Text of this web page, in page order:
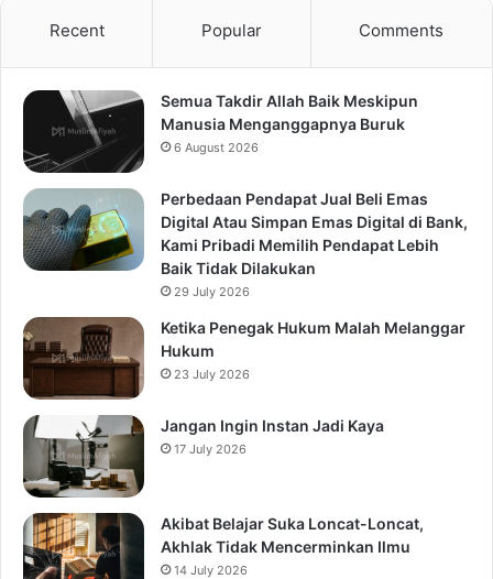
Recent Popular Comments
Semua Takdir Allah Baik Meskipun
Manusia Menganggapnya Buruk
6 August 2026
Perbedaan Pendapat Jual Beli Emas
Digital Atau Simpan Emas Digital di Bank,
Kami Pribadi Memilih Pendapat Lebih
Baik Tidak Dilakukan
29 July 2026
Ketika Penegak Hukum Malah Melanggar
Hukum
23 July 2026
Jangan Ingin Instan Jadi Kaya
17 July 2026
Akibat Belajar Suka Loncat-Loncat,
Akhlak Tidak Mencerminkan Ilmu
14 July 2026